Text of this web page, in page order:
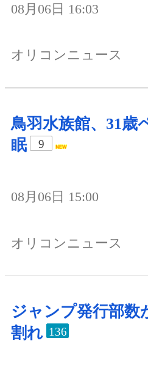
08月06日 16:03
オリコンニュース
鳥羽水族館、31歳
眠
9
08月06日 15:00
オリコンニュース
ジャンプ発行部数
割れ 136